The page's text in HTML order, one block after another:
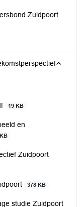
19 KB
en
Zuidpoort
378 KB
studie Zuidpoort